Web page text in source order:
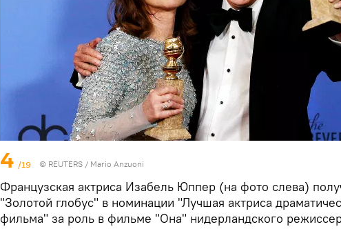
4 /19 © REUTERS / Mario Anzuoni
Французская актриса Изабель Юппер (на фото слева)
"Золотой глобус" в номинации "Лучшая актриса
фильма" за роль в фильме "Она" нидерландского